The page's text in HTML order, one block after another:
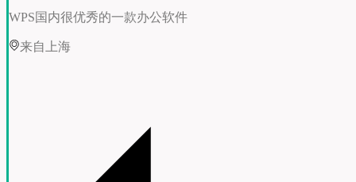
WPS国内很优秀的一款办公软件
来自上海